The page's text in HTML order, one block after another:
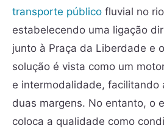
transporte público fluvial no
estabelecendo uma ligação
junto à Praça da Liberdade e
solução é vista como um
e intermodalidade, facilitando
duas margens. No entanto, o
coloca a qualidade como